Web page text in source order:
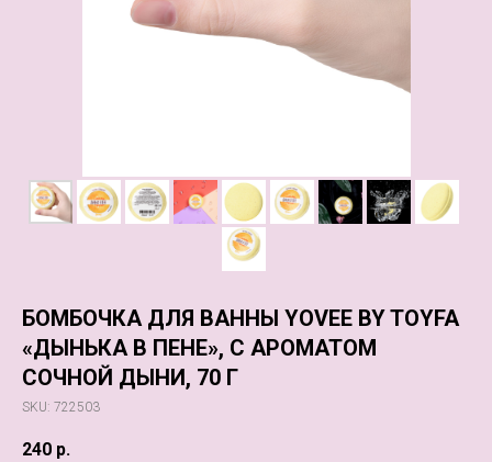
БОМБОЧКА ДЛЯ ВАННЫ YOVEE BY TOYFA
«ДЫНЬКА В ПЕНЕ», С АРОМАТОМ
СОЧНОЙ ДЫНИ, 70 Г
SKU: 722503
240 р.